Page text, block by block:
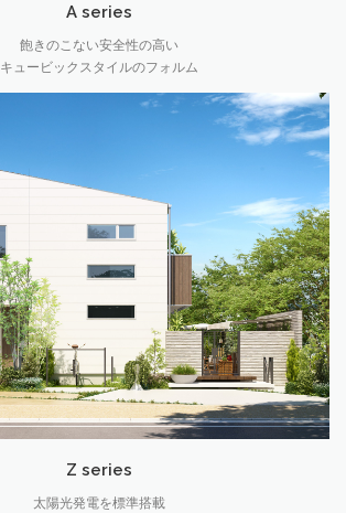
A series
飽きのこない安全性の高い
キュービックスタイルのフォルム
Z series
太陽光発電を標準搭載